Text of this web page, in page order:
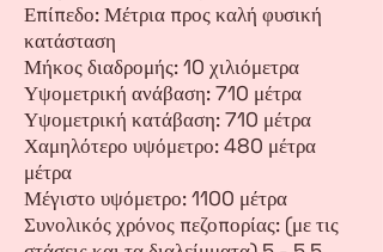
Επίπεδο: Μέτρια προς καλή φυσική
κατάσταση
Μήκος διαδρομής: 10 χιλιόμετρα
Υψομετρική ανάβαση: 710 μέτρα
Υψομετρική κατάβαση: 710 μέτρα
Χαμηλότερο υψόμετρο: 480 μέτρα
μέτρα
Μέγιστο υψόμετρο: 1100 μέτρα
Συνολικός χρόνος πεζοπορίας: (με τις